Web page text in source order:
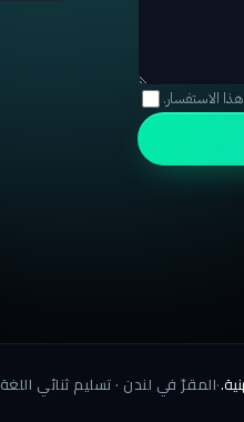
الاستفسار.
·المقرّ في لندن · تسليم ثنائي اللغة EN/AR · نوقّع اتفاقيات سرّية